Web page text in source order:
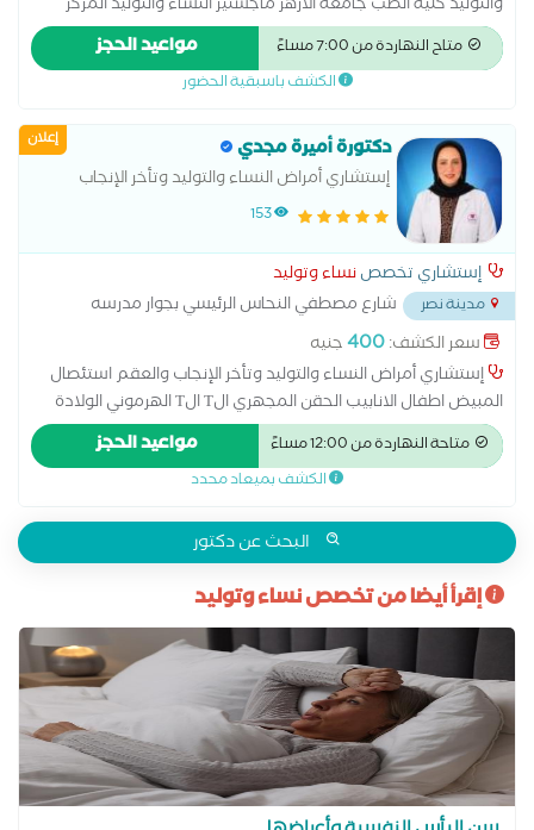
والتوليد كلية الطب جامعة الأزهر ماجستير النساء والتوليد المركز
الدولي الإسلامي زميل طب الجنين وتشوهات الأجنه _القصر العيني
استشاري الحقن المجهري مستشفى آدم الدولي
متاح النهاردة من 7:00 مساءً مواعيد الحجز
الكشف باسبقية الحضور
إعلان دكتورة أميرة مجدي
إستشاري أمراض النساء والتوليد وتأخر الإنجاب
والعقم
153
إستشاري تخصصنساء وتوليد
مدينة نصر
شارع مصطفي النحاس الرئيسي بجوار مدرسه
المنهل...
سعر الكشف:400جنيه
إستشاري أمراض النساء والتوليد وتأخر الإنجاب والعقم استئصال
المبيض اطفال الانابيب الحقن المجهري الT الT الهرموني الولادة
الطبيعية الولادة القيصرية تحليل بطانة الرحم ربط قناة فالوب رعاية
ما قبل الولادة وبعدها سونار سونار ثلاثي الابعاد سونار رباعي الابعاد
عمليات تجميل المهبل عملية استئصال الرحم بالمنظار
متاحة النهاردة من 12:00 مساءً مواعيد الحجز
الكشف بميعاد محدد
البحث عن دكتور
إقرأ أيضا من تخصص نساء وتوليد